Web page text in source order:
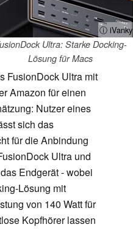
ⓘ iVanky
Ultra: Starke Docking-
Lösung für Macs
FusionDock Ultra mit
Amazon für einen
Nutzer eines
sich das
für die Anbindung
Ultra und
Endgerät - wobei
Lösung mit
von 140 Watt für
Kopfhörer lassen